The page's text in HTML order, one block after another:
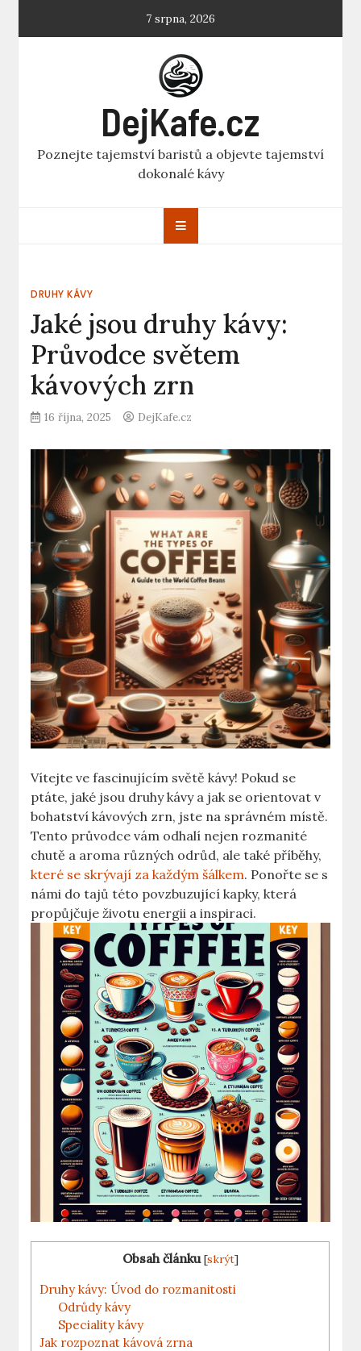
7 srpna, 2026
DejKafe.cz
Poznejte tajemství baristů a objevte tajemství
dokonalé kávy
DRUHY KÁVY
Jaké jsou druhy kávy:
Průvodce světem
kávových zrn
16 října, 2025 DejKafe.cz
Vítejte ve fascinujícím světě kávy! Pokud se
ptáte, jaké jsou druhy kávy a jak se orientovat v
bohatství kávových zrn, jste na správném místě.
Tento průvodce vám odhalí nejen rozmanité
chutě a aroma různých odrůd, ale také příběhy,
které se skrývají za každým šálkem. Ponořte se s
námi do tajů této povzbuzující kapky, která
propůjčuje životu energii a inspiraci.
Obsah článku [skrýt]
Druhy kávy: Úvod do rozmanitosti
Odrůdy kávy
Speciality kávy
Jak rozpoznat kávová zrna